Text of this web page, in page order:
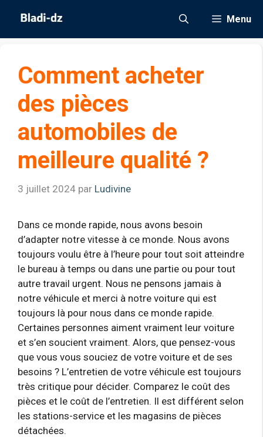
contenu
Menu
Comment acheter
des pièces
automobiles de
meilleure qualité ?
3 juillet 2024 par Ludivine
Dans ce monde rapide, nous avons besoin
d’adapter notre vitesse à ce monde. Nous avons
toujours voulu être à l’heure pour tout soit atteindre
le bureau à temps ou dans une partie ou pour tout
autre travail urgent. Nous ne pensons jamais à
notre véhicule et merci à notre voiture qui est
toujours là pour nous dans ce monde rapide.
Certaines personnes aiment vraiment leur voiture
et s’en soucient vraiment. Alors, que pensez-vous
que vous vous souciez de votre voiture et de ses
besoins ? L’entretien de votre véhicule est toujours
très critique pour décider. Comparez le coût des
pièces et le coût de l’entretien. Il est différent selon
les stations-service et les magasins de pièces
détachées.